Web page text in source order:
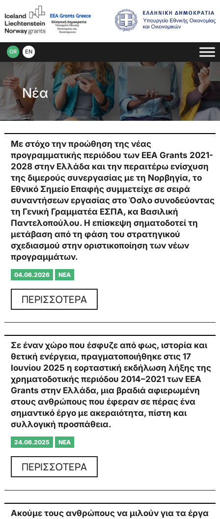
GR EN
Νέα
Με στόχο την προώθηση της νέας
προγραμματικής περιόδου των EEA Grants 2021-
2028 στην Ελλάδα και την περαιτέρω ενίσχυση
της διμερούς συνεργασίας με τη Νορβηγία, το
Εθνικό Σημείο Επαφής συμμετείχε σε σειρά
συναντήσεων εργασίας στο Όσλο συνοδεύοντας
τη Γενική Γραμματέα ΕΣΠΑ, κα Βασιλική
Παντελοπούλου. Η επίσκεψη σηματοδοτεί τη
μετάβαση από τη φάση του στρατηγικού
σχεδιασμού στην οριστικοποίηση των νέων
προγραμμάτων.
04.06.2026 ΝΈΑ
ΠΕΡΙΣΣΟΤΕΡΑ
Σε έναν χώρο που έσφυζε από φως, ιστορία και
θετική ενέργεια, πραγματοποιήθηκε στις 17
Ιουνίου 2025 η εορταστική εκδήλωση λήξης της
χρηματοδοτικής περιόδου 2014–2021 των EEA
Grants στην Ελλάδα, μια βραδιά αφιερωμένη
στους ανθρώπους που έφεραν σε πέρας ένα
σημαντικό έργο με ακεραιότητα, πίστη και
συλλογική προσπάθεια.
24.06.2025 ΝΈΑ
ΠΕΡΙΣΣΟΤΕΡΑ
Ακούμε τους ανθρώπους να μιλούν για τα έργα